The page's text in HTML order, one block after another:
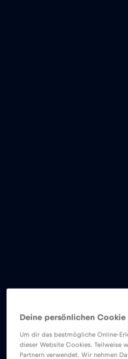
Deine persönlichen Cookie
Um dir das bestmögliche Online-
dieser Website Cookies. Teilweise
Partnern verwendet. Wir nehmen